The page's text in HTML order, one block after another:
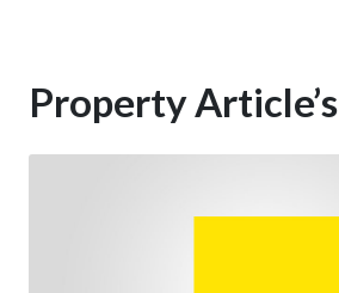
Property Article’s